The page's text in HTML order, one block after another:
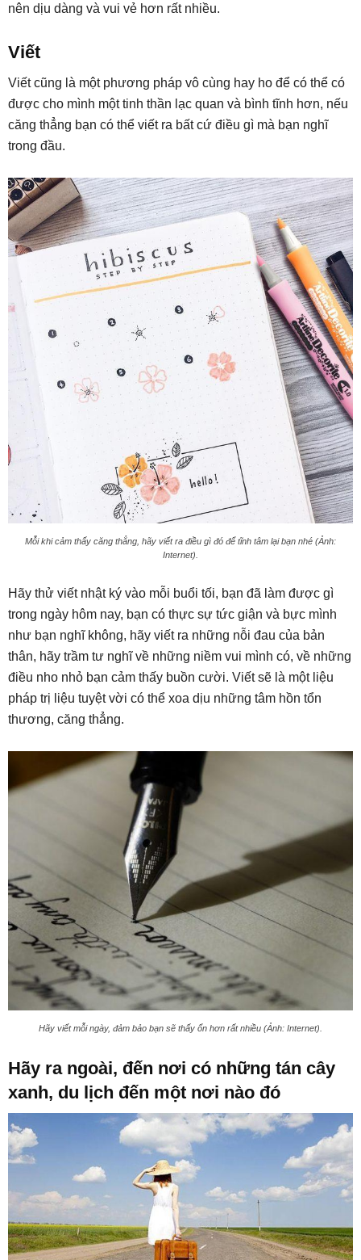
nên dịu dàng và vui vẻ hơn rất nhiều.
Viết
Viết cũng là một phương pháp vô cùng hay ho để có thể có
được cho mình một tinh thần lạc quan và bình tĩnh hơn, nếu
căng thẳng bạn có thể viết ra bất cứ điều gì mà bạn nghĩ
trong đầu.
Mỗi khi cảm thấy căng thẳng, hãy viết ra điều gì đó để tĩnh tâm lại bạn nhé (Ảnh:
Internet).
Hãy thử viết nhật ký vào mỗi buổi tối, bạn đã làm được gì
trong ngày hôm nay, bạn có thực sự tức giận và bực mình
như bạn nghĩ không, hãy viết ra những nỗi đau của bản
thân, hãy trầm tư nghĩ về những niềm vui mình có, về những
điều nho nhỏ bạn cảm thấy buồn cười. Viết sẽ là một liệu
pháp trị liệu tuyệt vời có thể xoa dịu những tâm hồn tổn
thương, căng thẳng.
Hãy viết mỗi ngày, đảm bảo bạn sẽ thấy ổn hơn rất nhiều (Ảnh: Internet).
Hãy ra ngoài, đến nơi có những tán cây
xanh, du lịch đến một nơi nào đó